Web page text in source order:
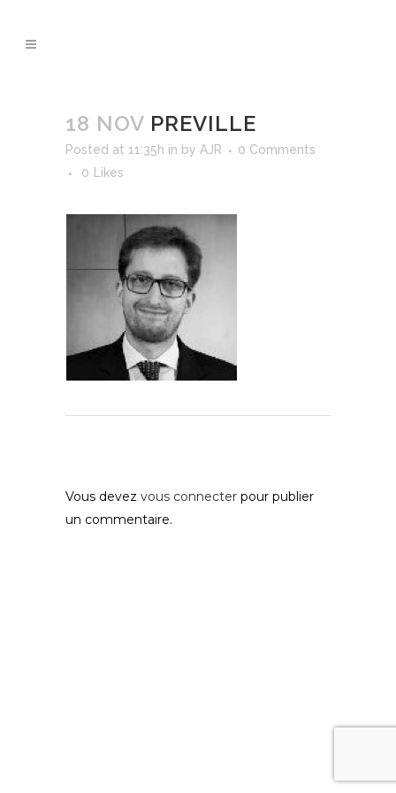
18 NOV PREVILLE
Posted at 11:35h in by AJR
0 Comments
0
Likes
Vous devez vous connecter pour publier
un commentaire.